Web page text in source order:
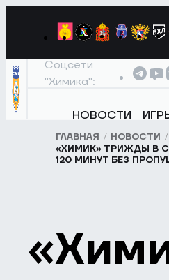
Соцсети
"Химика":
НОВОСТИ
ГЛАВНАЯ НОВОСТИ
«ХИМИК» ТРИЖДЫ В
120 МИНУТ БЕЗ